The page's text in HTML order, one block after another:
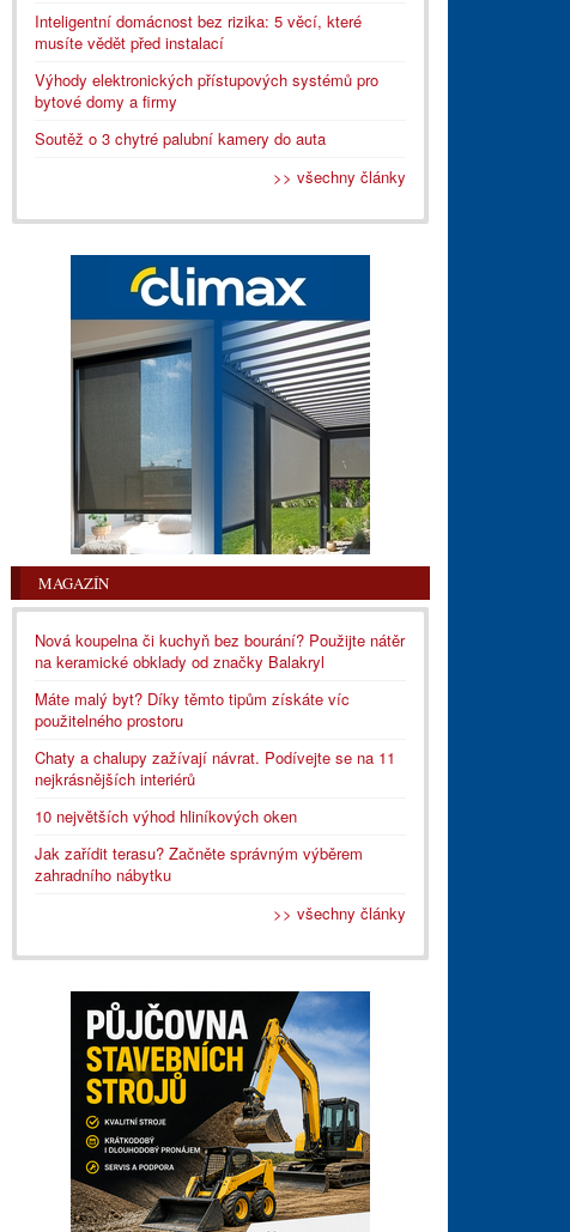
Inteligentní domácnost bez rizika: 5 věcí, které
musíte vědět před instalací
Výhody elektronických přístupových systémů pro
bytové domy a firmy
Soutěž o 3 chytré palubní kamery do auta
>> všechny články
MAGAZÍN
Nová koupelna či kuchyň bez bourání? Použijte nátěr
na keramické obklady od značky Balakryl
Máte malý byt? Díky těmto tipům získáte víc
použitelného prostoru
Chaty a chalupy zažívají návrat. Podívejte se na 11
nejkrásnějších interiérů
10 největších výhod hliníkových oken
Jak zařídit terasu? Začněte správným výběrem
zahradního nábytku
>> všechny články